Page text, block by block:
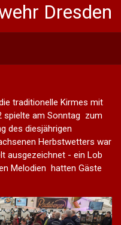
Dresden
traditionelle Kirmes mit
spielte am Sonntag zum
des diesjährigen
Herbstwetters war
ausgezeichnet - ein Lob
Melodien hatten Gäste